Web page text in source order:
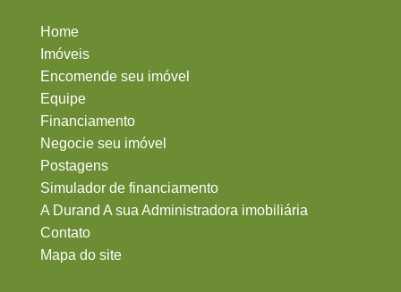
Home
Imóveis
Encomende seu imóvel
Equipe
Financiamento
Negocie seu imóvel
Postagens
Simulador de financiamento
A Durand A sua Administradora imobiliária
Contato
Mapa do site